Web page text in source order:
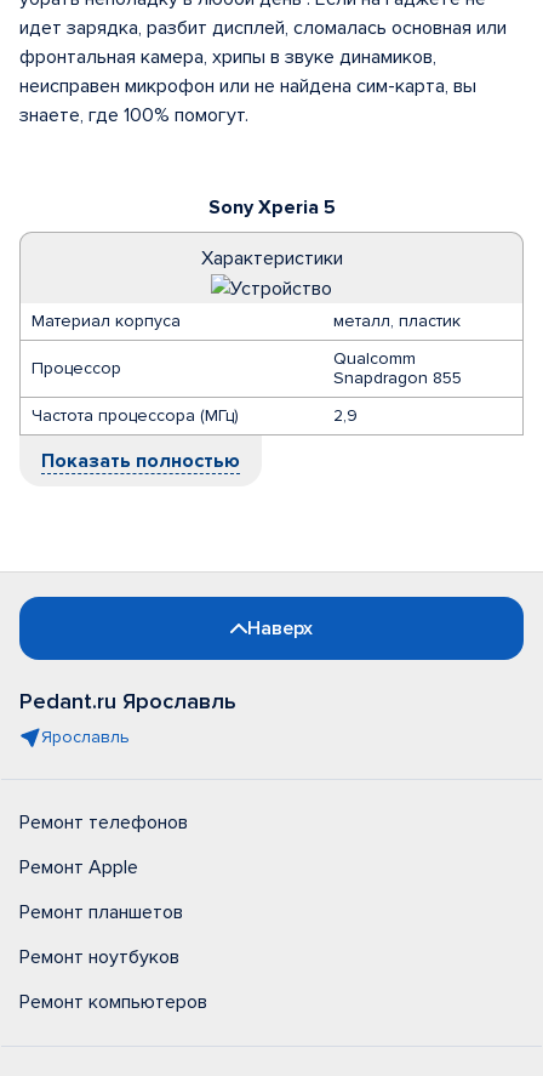
Sony Xperia 5
Характеристики
Материал корпуса металл, пластик
Процессор
Qualcomm
Snapdragon 855
Частота процессора (МГц)
2,9
Показать полностью
идет зарядка, разбит дисплей, сломалась основная или
фронтальная камера, хрипы в звуке динамиков,
неисправен микрофон или не найдена сим-карта, вы
знаете, где 100% помогут.
Наверх
Pedant.ru Ярославль
Ярославль
Ремонт телефонов
Ремонт Apple
Ремонт планшетов
Ремонт ноутбуков
Ремонт компьютеров